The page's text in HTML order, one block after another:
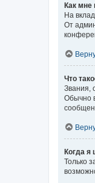
Как мне
На
От
Что
Звания,
Обычно
Когда я
Только